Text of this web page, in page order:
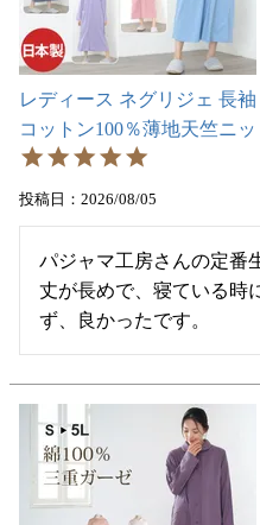
レディース ネグリジェ 長
コットン100％薄地天竺ニッ
投稿日 2026/08/05
パジャマ工房さんの定番
丈が長めで、寝ている時
ず、良かったです。